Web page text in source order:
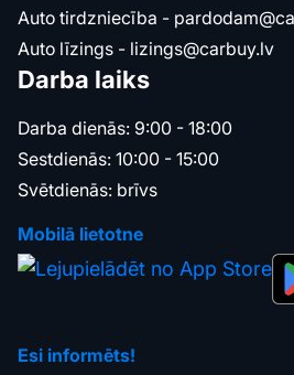
Auto tirdzniecība -
Auto līzings - lizings@carbuy.lv
Darba laiks
Darba dienās: 9:00 - 18:00
Sestdienās: 10:00 - 15:00
Svētdienās: brīvs
Mobilā lietotne
Esi informēts!